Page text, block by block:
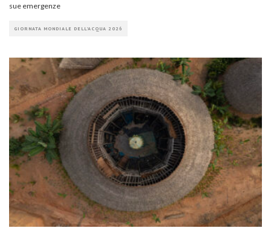
sue emergenze
GIORNATA MONDIALE DELL'ACQUA 2026